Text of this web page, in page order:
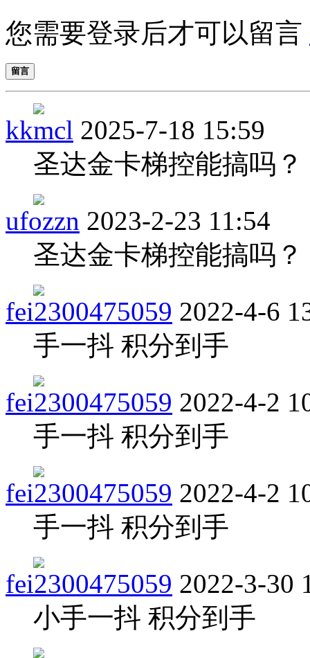
您需要登录后才可以留言
留言
kkmcl 2025-7-18 15:59
圣达金卡梯控能搞吗
ufozzn 2023-2-23 11:54
圣达金卡梯控能搞吗
fei2300475059 2022-4-6
手一抖 积分到手
fei2300475059 2022-4-2
手一抖 积分到手
fei2300475059 2022-4-2
手一抖 积分到手
fei2300475059 2022-3-30
小手一抖 积分到手